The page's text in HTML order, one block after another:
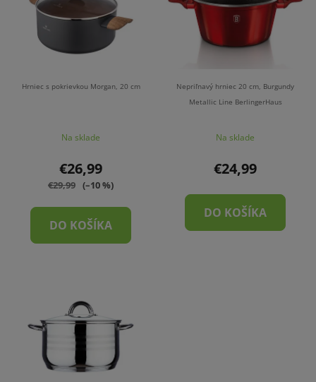
Hrniec s pokrievkou Morgan, 20 cm
Na sklade
€26,99
€29,99 (–10 %)
DO KOŠÍKA
Nepriľnavý hrniec 20 cm, Burgundy
Metallic Line BerlingerHaus
Na sklade
€24,99
DO KOŠÍKA